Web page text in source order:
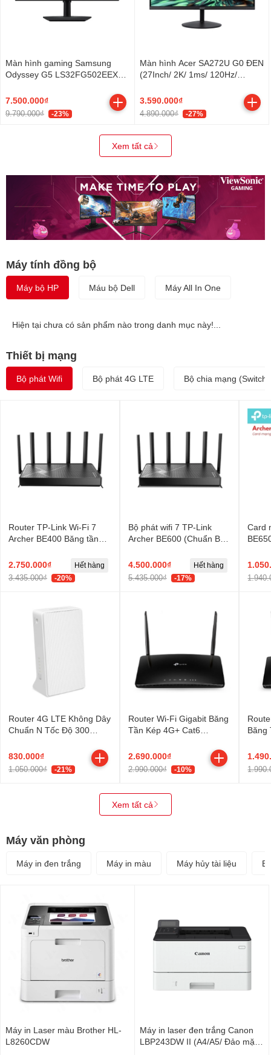
Màn hình gaming Samsung
Odyssey G5 LS32FG502EEXXV
300cd/m2/ IPS)
7.500.000₫
9.790.000₫ -23%
Màn hình Acer SA272U G0 ĐEN
(27Inch/ 2K/ 1ms/ 120Hz/
3.590.000₫
4.890.000₫ -27%
Xem tất cả
Máy tính đồng bộ
Máy bộ HP Máu bộ Dell Máy All In One
Hiện tại chưa có sản phẩm nào trong danh mục này!...
Thiết bị mạng
Bộ phát Wifi Bộ phát 4G LTE Bộ chia mạng (Switch)
Router TP-Link Wi-Fi 7
Archer BE400 Băng tần
2.750.000₫
3.435.000₫ -20%
Hết hàng
Bộ phát wifi 7 TP-Link
Archer BE600 (Chuẩn BE/
ngoài/ EasyMesh)
4.500.000₫
5.435.000₫ -17%
Hết hàng
Card
Router 4G LTE Không Dây
Chuẩn N Tốc Độ 300
4G
830.000₫
1.050.000₫ -21%
Router Wi-Fi Gigabit Băng
Tần Kép 4G+ Cat6
MR600
2.690.000₫
2.990.000₫ -10%
Băng
Xem tất cả
Máy văn phòng
Máy in đen trắng Máy in màu Máy hủy tài liệu
Máy in Laser màu Brother HL-
L8260CDW
Máy in laser đen trắng Canon
LBP243DW II (A4/A5/ Đảo mặt/